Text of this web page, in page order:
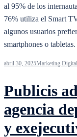
al 95% de los
76% utiliza el Smart
algunos usuarios
smartphones o tabletas.
abril 30, 2025Marketing Digital
Publicis
agencia
y